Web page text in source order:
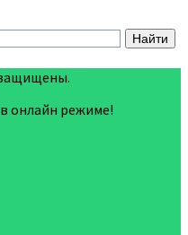
онлайн режиме!